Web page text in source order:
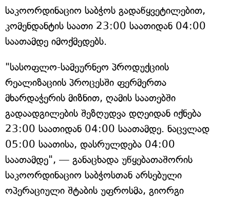
საკოორდინაციო საბჭოს გადაწყვეტილებით,
კომენდანტის საათი 23:00 საათიდან 04:00
საათამდე იმოქმედებს.
"სასოფლო-სამეურნეო პროდუქციის
რეალიზაციის პროცესში ფერმერთა
მხარდაჭერის მიზნით, ღამის საათებში
გადაადგილების შეზღუდვა დღეიდან იქნება
23:00 საათიდან 04:00 საათამდე. ნაცვლად
05:00 საათისა, დასრულდება 04:00
საათამდე", — განაცხადა უწყებათაშორის
საკოორდინაციო საბჭოსთან არსებული
ოპერაციული შტაბის უფროსმა, გიორგი